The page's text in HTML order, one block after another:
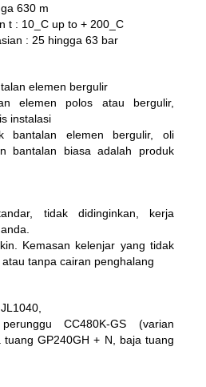
630 m
t : 10_C up to + 200_C
: 25 hingga 63 bar
elemen bergulir
elemen polos atau bergulir,
instalasi
bantalan elemen bergulir, oli
bantalan biasa adalah produk
tidak didinginkan, kerja
Kemasan kelenjar yang tidak
tanpa cairan penghalang
CC480K-GS (varian
GP240GH + N, baja tuang